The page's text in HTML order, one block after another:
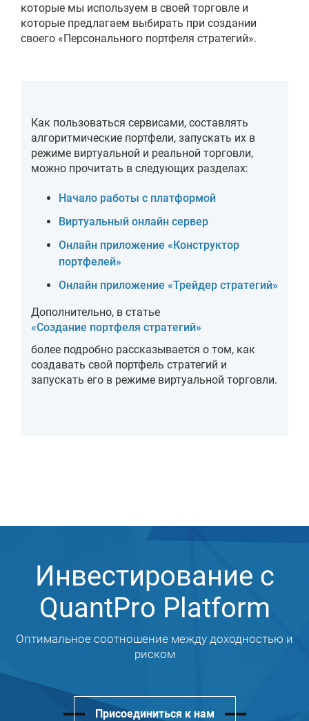
которые мы используем в своей торговле и
которые предлагаем выбирать при создании
своего «Персонального портфеля стратегий».
Как пользоваться сервисами, составлять
алгоритмические портфели, запускать их в
режиме виртуальной и реальной торговли,
можно прочитать в следующих разделах:
Начало работы с платформой
Виртуальный онлайн сервер
Онлайн приложение «Конструктор
портфелей»
Онлайн приложение «Трейдер стратегий»
Дополнительно, в статье
«Создание портфеля стратегий»
более подробно рассказывается о том, как
создавать свой портфель стратегий и
запускать его в режиме виртуальной торговли.
Инвестирование с
QuantPro Platform
Оптимальное соотношение между доходностью и
риском
Присоединиться к нам